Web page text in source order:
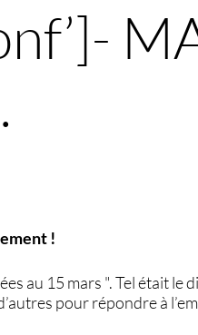
!
au 15 mars ". Tel était
pour répondre à